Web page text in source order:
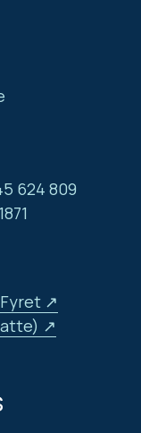
624 809